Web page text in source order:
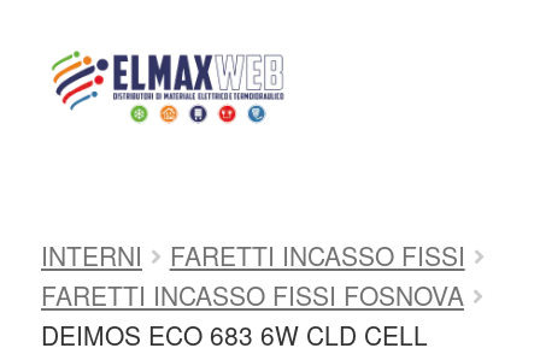
Shop Online
Chi siamo
Home Shop
INTERNI
FARETTI INCASSO FISSI
FARETTI INCASSO FISSI FOSNOVA
DEIMOS ECO 683 6W CLD CELL